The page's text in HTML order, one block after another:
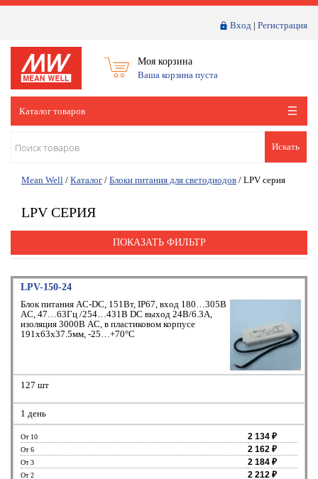
Вход | Регистрация
Моя корзина
Ваша корзина пуста
Каталог товаров
Искать
Mean Well / Каталог / Блоки питания для светодиодов / LPV серия
LPV СЕРИЯ
ПОКАЗАТЬ ФИЛЬТР
LPV-150-24
Блок питания AC-DC, 151Вт, IP67, вход 180…305В
AC, 47…63Гц /254…431В DC выход 24В/6.3A,
изоляция 3000В AC, в пластиковом корпусе
191х63х37.5мм, -25…+70°С
127 шт
1 день
От 10 2 134 ₽
От 6 2 162 ₽
От 3 2 184 ₽
От 2 2 212 ₽